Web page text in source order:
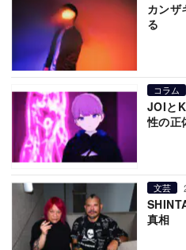
カンザ
る
コラム
JOIと
性の正
文芸
真相